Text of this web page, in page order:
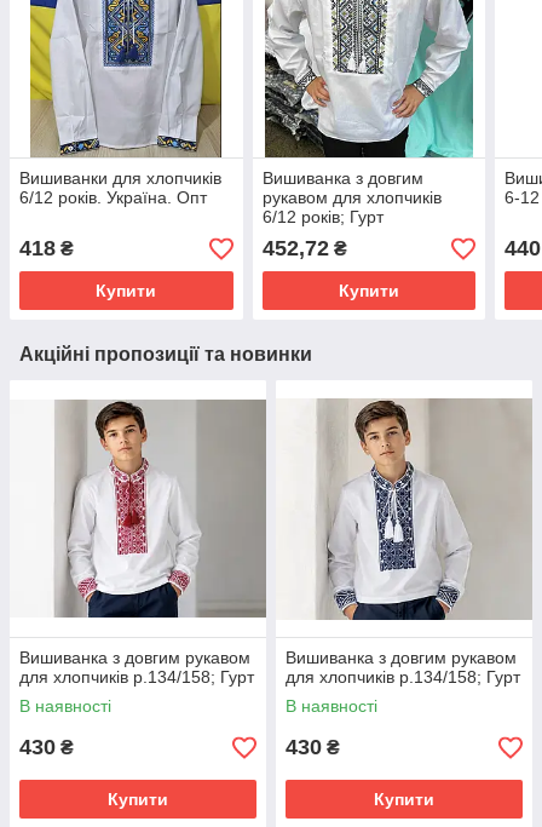
Вишиванки для хлопчиків
6/12 років. Україна. Опт
418 ₴
Купити
Вишиванка з довгим
рукавом для хлопчиків
6/12 років; Гурт
452,72₴
Купити
6-12
440
Акційні пропозиції та новинки
Вишиванка з довгим рукавом
для хлопчиків р.134/158; Гурт
В наявності
430 ₴
Купити
Вишиванка з довгим рукавом
для хлопчиків р.134/158; Гурт
В наявності
430 ₴
Купити